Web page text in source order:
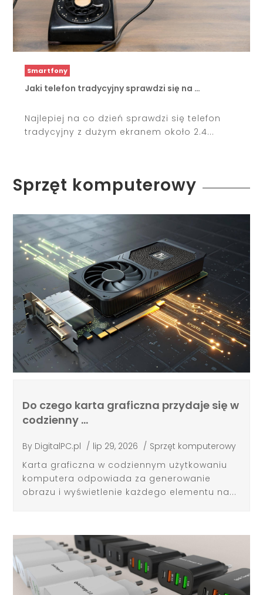
Smartfony
Jaki telefon tradycyjny sprawdzi się na …
Najlepiej na co dzień sprawdzi się telefon
tradycyjny z dużym ekranem około 2.4...
Sprzęt komputerowy
Do czego karta graficzna przydaje się w
codzienny …
By DigitalPC.pl / lip 29, 2026 / Sprzęt komputerowy
Karta graficzna w codziennym użytkowaniu
komputera odpowiada za generowanie
obrazu i wyświetlenie każdego elementu na...